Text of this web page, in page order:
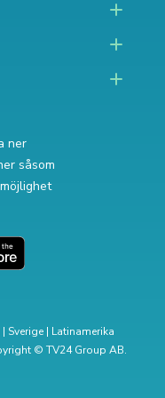
ner
såsom
| Sverige| Latinamerika
© TV24 Group AB.